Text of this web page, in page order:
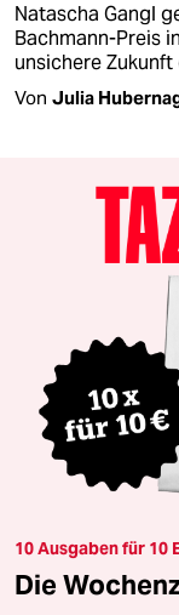
Natascha Gangl
Bachmann-Preis
unsichere
Von Julia
10 Ausgaben für 10
Die